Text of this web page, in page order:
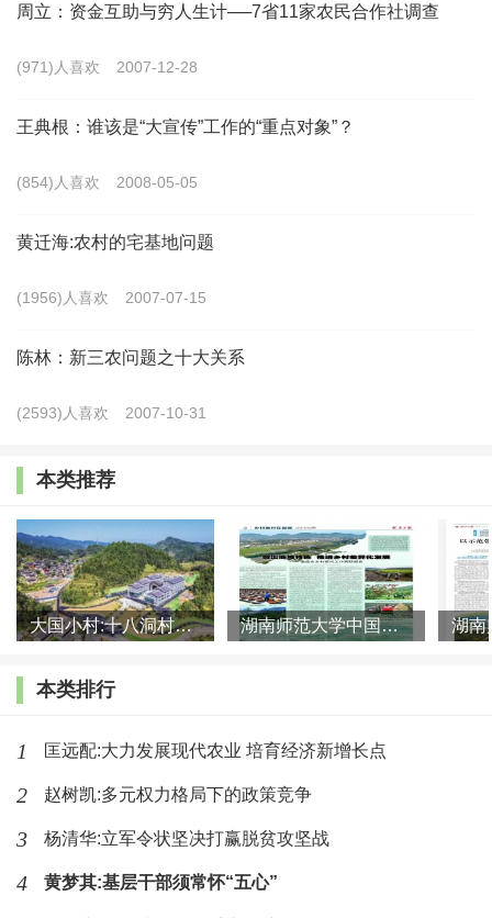
等，拓宽培养半径，打破固定场所下“单向度”培养造成
的地理区隔，尝试“翻转办学空间”——由城市回归乡
分为短期空间回归和长期空间回归。短期空间回归是
指，培训机构定期开展短期的合作研习，鼓励教师深入
的教学困境。长期空间回归是指，培训机构和乡村学校
结成合作共同体，培养教师在双导师(乡校教师、培训指
动研究，以提高教师处理乡村学校复杂教学情境下的核
心素养。实践证明，长时间的空间回归，可大大增加教
拉维的一项非政府组织师范教育计划在乡村地区一年的
教学实习后，约72%的参与者表示，学校实习是最能让
他们为在乡村教学做好准备的学习领域。
基于乡土的乡村师资培养路径，可在以下几个方面
首先，需要增加教师培养过程中基于乡土的乡土文
化观照。当前，乡村“移民”教师处于“悬浮状态和无根状
态”。对他们来说，要理解乡村文明。而引导教师的文化
是一个引导他们主动“浸润”乡土习性的过程。因此，在
周立：资金互助与穷人生计──7省11家农民合作社调查
(971)人喜欢 2007-12-28
王典根：谁该是“大宣传”工作的“重点对象”？
(854)人喜欢 2008-05-05
黄迁海:农村的宅基地问题
(1956)人喜欢 2007-07-15
陈林：新三农问题之十大关系
(2593)人喜欢 2007-10-31
本类推荐
大国小村:十八洞村的现代变迁是一道美丽的风景线 湖南师范大学中国乡村振兴研究院课题组:突出地域特色 推进乡村
本类排行
1 匡远配:大力发展现代农业 培育经济新增长点
2 赵树凯:多元权力格局下的政策竞争
3 杨清华:立军令状坚决打赢脱贫攻坚战
4 黄梦其:基层干部须常怀“五心”